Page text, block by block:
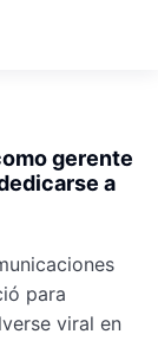
gerente
a
para
viral en